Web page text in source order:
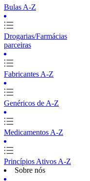
Bulas A-Z
Drogarias/Farmácias
parceiras
Fabricantes A-Z
Genéricos de A-Z
Medicamentos A-Z
Princípios Ativos A-Z
Sobre nós